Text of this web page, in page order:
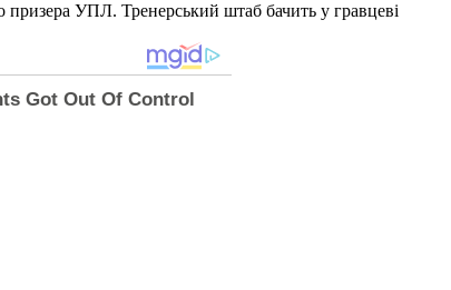
призера УПЛ. Тренерський штаб бачить у гравцеві